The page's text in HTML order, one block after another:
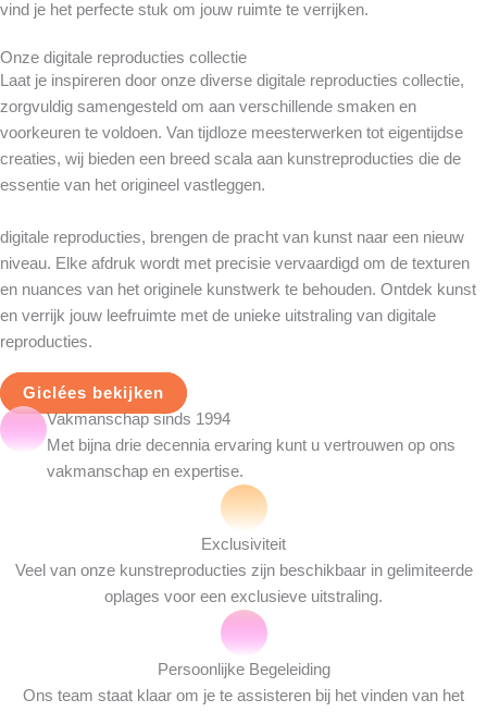
vind je het perfecte stuk om jouw ruimte te verrijken.
Onze digitale reproducties collectie
Laat je inspireren door onze diverse digitale reproducties collectie,
zorgvuldig samengesteld om aan verschillende smaken en
voorkeuren te voldoen. Van tijdloze meesterwerken tot eigentijdse
creaties, wij bieden een breed scala aan kunstreproducties die de
essentie van het origineel vastleggen.
digitale reproducties, brengen de pracht van kunst naar een nieuw
niveau. Elke afdruk wordt met precisie vervaardigd om de texturen
en nuances van het originele kunstwerk te behouden. Ontdek kunst
en verrijk jouw leefruimte met de unieke uitstraling van digitale
reproducties.
Giclées bekijken
Vakmanschap sinds 1994
Met bijna drie decennia ervaring kunt u vertrouwen op ons
vakmanschap en expertise.
Exclusiviteit
Veel van onze kunstreproducties zijn beschikbaar in gelimiteerde
oplages voor een exclusieve uitstraling.
Persoonlijke Begeleiding
Ons team staat klaar om je te assisteren bij het vinden van het